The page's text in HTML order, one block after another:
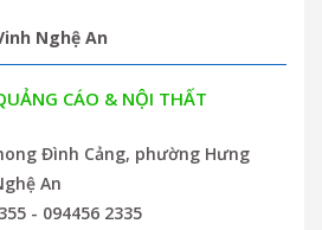
Nghệ An
CÁO & NỘI THẤT
Đình Cảng, phường Hưng
An
- 094456 2335